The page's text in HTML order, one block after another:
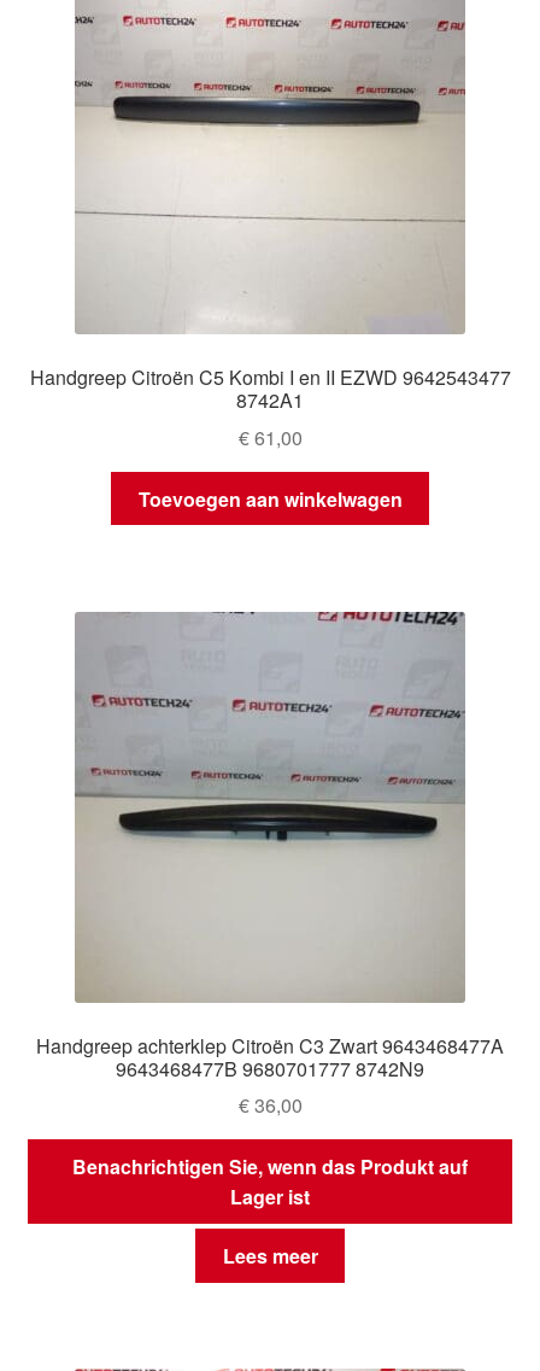
Handgreep Citroën C5 Kombi I en II EZWD 9642543477
8742A1
€61,00
Toevoegen aan winkelwagen
Handgreep achterklep Citroën C3 Zwart 9643468477A
9643468477B 9680701777 8742N9
€36,00
Benachrichtigen Sie, wenn das Produkt auf
Lager ist
Lees meer